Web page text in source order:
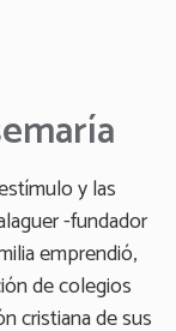
y las
-fundador
emprendió,
de colegios
cristiana de sus